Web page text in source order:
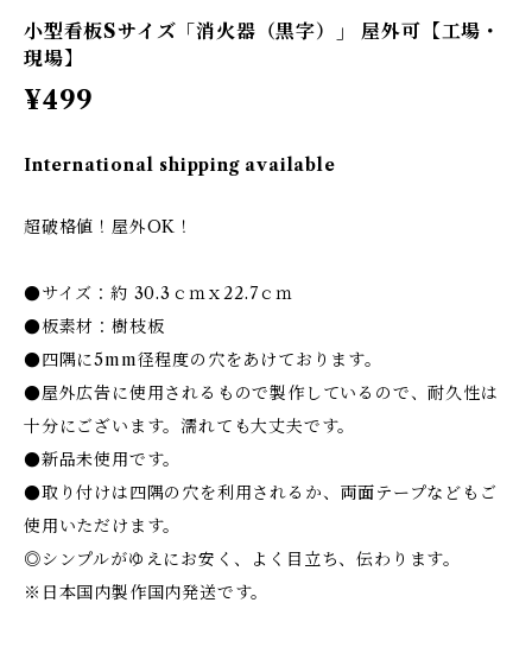
小型看板Sサイズ「消火器（黒字）」 屋外可【工場・
現場】
¥499
International shipping available
超破格値！屋外OK！
●サイズ：約 30.3ｃｍｘ22.7ｃｍ
●板素材：樹枝板
●四隅に5mm径程度の穴をあけております。
●屋外広告に使用されるもので製作しているので、耐久性は
十分にございます。濡れても大丈夫です。
●新品未使用です。
●取り付けは四隅の穴を利用されるか、両面テープなどもご
使用いただけます。
◎シンプルがゆえにお安く、よく目立ち、伝わります。
※日本国内製作国内発送です。